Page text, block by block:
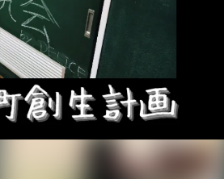
CAMPFIRE for Social Good
CAMPFIREふるさと納税